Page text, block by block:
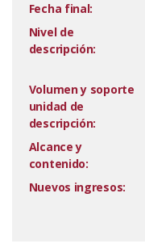
Fecha final:
Nivel de
descripción:
Volumen y soporte
unidad de
descripción:
Alcance y
contenido:
Nuevos ingresos: